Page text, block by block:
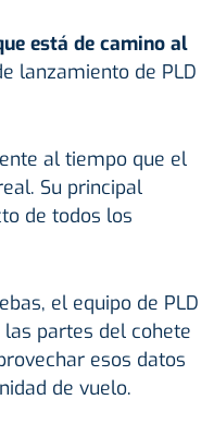
está de camino al
lanzamiento de PLD
al tiempo que el
Su principal
de todos los
el equipo de PLD
partes del cohete
esos datos
de vuelo.